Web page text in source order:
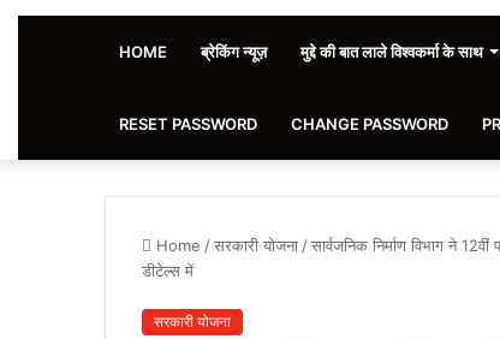
HOME ब्रेकिंग न्यूज़ मुद्दे की बात लाले विश्वकर्मा के साथ
RESET PASSWORD CHANGE PASSWORD
Home /सरकारी योजना /सार्वजनिक निर्माण विभाग ने
डीटेल्स में
सरकारी योजना